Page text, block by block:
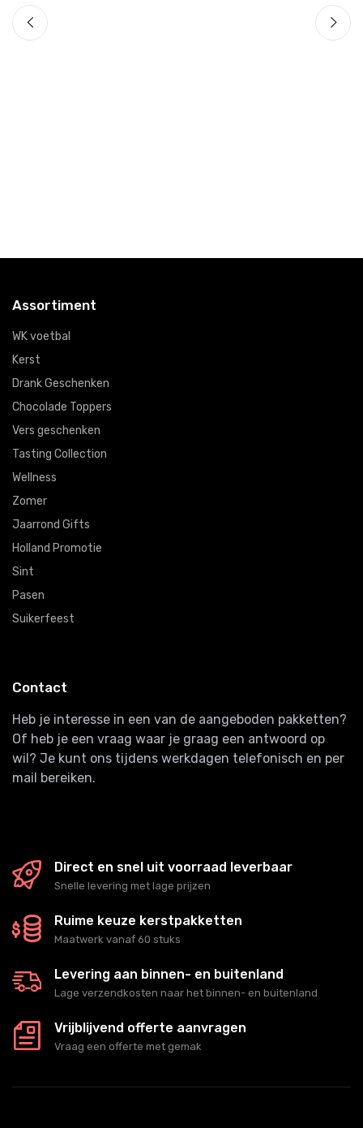
Assortiment
WK voetbal
Kerst
Drank Geschenken
Chocolade Toppers
Vers geschenken
Tasting Collection
Wellness
Zomer
Jaarrond Gifts
Holland Promotie
Sint
Pasen
Suikerfeest
Contact
Heb je interesse in een van de aangeboden pakketten?
Of heb je een vraag waar je graag een antwoord op
wil? Je kunt ons tijdens werkdagen telefonisch en per
mail bereiken.
Direct en snel uit voorraad leverbaar
Snelle levering met lage prijzen
Ruime keuze kerstpakketten
Maatwerk vanaf 60 stuks
Levering aan binnen- en buitenland
Lage verzendkosten naar het binnen- en buitenland
Vrijblijvend offerte aanvragen
Vraag een offerte met gemak